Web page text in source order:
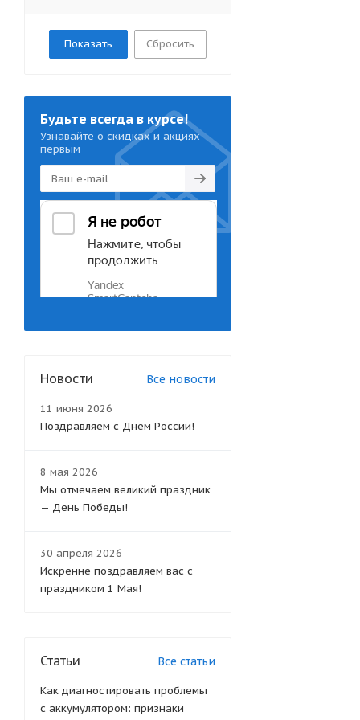
Сбросить
Будьте всегда в курсе!
Узнавайте о скидках и акциях
первым
Новости Все новости
11 июня 2026
Поздравляем с Днём России!
8 мая 2026
Мы отмечаем великий праздник
— День Победы!
30 апреля 2026
Искренне поздравляем вас с
праздником 1 Мая!
Статьи Все статьи
Как диагностировать проблемы
с аккумулятором: признаки